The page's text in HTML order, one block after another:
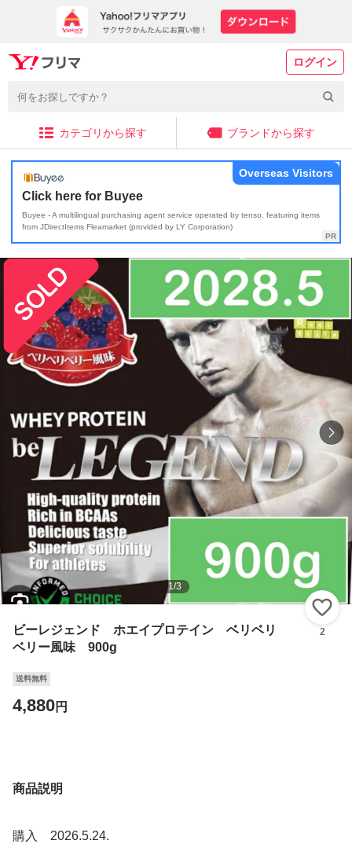
ログイン
カテゴリから探す ブランドから探す
Click here for Buyee
Buyee - A multilingual purchasing agent service operated by tenso, featuring items
from JDirectItems Fleamarket (provided by LY Corporation)
Overseas Visitors
1/3
ビーレジェンド ホエイプロテイン ベリベリ
ベリー風味 900g
2
送料無料
4,880円
商品説明
購入 2026.5.24.